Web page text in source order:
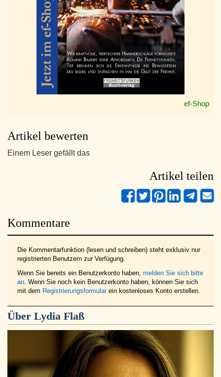
ef-Shop
Artikel bewerten
Einem Leser gefällt das
Artikel teilen
Kommentare
Die Kommentarfunktion (lesen und schreiben) steht exklusiv nur
registrierten Benutzern zur Verfügung.
Wenn Sie bereits ein Benutzerkonto haben, melden Sie sich bitte
an . Wenn Sie noch kein Benutzerkonto haben, können Sie sich
mit dem Registrierungsformularein kostenloses Konto erstellen.
Über Lydia Flaß